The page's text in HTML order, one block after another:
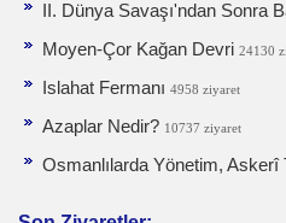
II. Dünya Savaşı'ndan Sonra
Moyen-Çor Kağan Devri 24130
Islahat Fermanı 4958 ziyaret
Azaplar Nedir? 10737 ziyaret
Osmanlılarda Yönetim, Askerî